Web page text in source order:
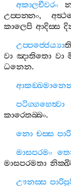
අකාලචීවරං
උප‍්පන‍්නං,
කාලෙපි ආදිස‍්ස
උප‍්පජ‍්ජෙය්‍යාති
වා ඤාතිතො වා
ධනෙන.
පටිග‍්ගහෙත්‍වා
කාරෙතබ‍්බං.
නො චස‍්ස
මාසපරමං
මාසපරමතා
ඌනස‍්ස